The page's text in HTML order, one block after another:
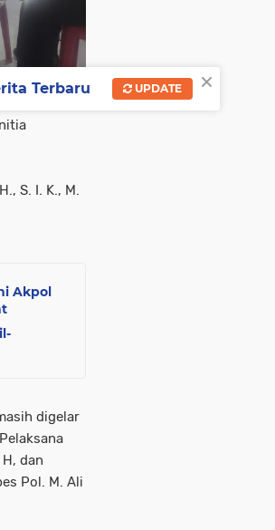
2022,
S. I. K., M.
Akpol
digelar
dan
Pol. M. Ali
×
Terbaru UPDATE